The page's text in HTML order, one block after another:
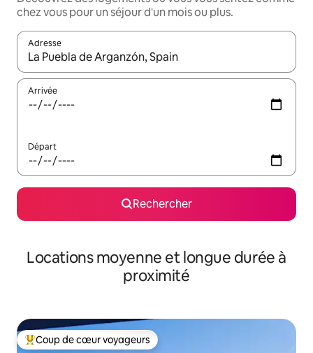
chez vous pour un séjour d'un mois ou plus.
Adresse
Lorsque les résultats s'affichent, utilisez les flèches vers le
Arrivée
Départ
Rechercher
Locations moyenne et longue durée à
proximité
Coups de cœur voyageurs les plus appréciés
Coup de cœur voyageurs